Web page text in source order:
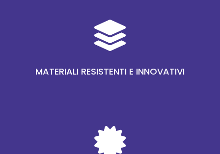

MATERIALI RESISTENTI E INNOVATIVI
